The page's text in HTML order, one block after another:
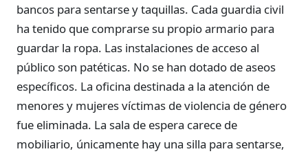
bancos para sentarse y taquillas. Cada guardia civil
ha tenido que comprarse su propio armario para
guardar la ropa. Las instalaciones de acceso al
público son patéticas. No se han dotado de aseos
específicos. La oficina destinada a la atención de
menores y mujeres víctimas de violencia de género
fue eliminada. La sala de espera carece de
mobiliario, únicamente hay una silla para sentarse,